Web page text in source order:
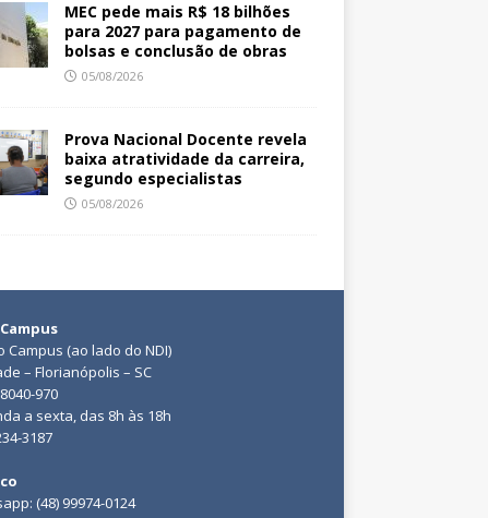
MEC pede mais R$ 18 bilhões
para 2027 para pagamento de
bolsas e conclusão de obras
05/08/2026
Prova Nacional Docente revela
baixa atratividade da carreira,
segundo especialistas
05/08/2026
Campus (ao lado do NDI)
– Florianópolis – SC
970
a sexta, das 8h às 18h
3187
(48) 99974-0124